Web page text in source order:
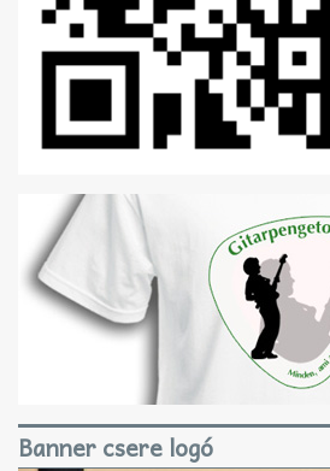
Banner csere logó